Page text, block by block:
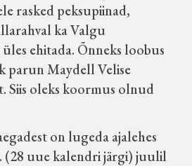
rasked peksupiinad,
ka Valgu
ehitada. Õnneks loobus
parun Maydell Velise
Siis oleks koormus olnud
on lugeda ajalehes
(28 uue kalendri järgi) juulil